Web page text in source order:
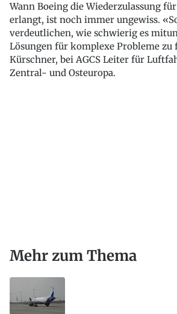
Wann Boeing die Wiederzulassung
erlangt, ist noch immer ungewiss.
verdeutlichen, wie schwierig es
Lösungen für komplexe Probleme
Kürschner, bei AGCS Leiter für
Zentral- und Osteuropa.
Mehr zum Thema